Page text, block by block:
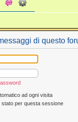
di questo
ad ogni visita
stato per questa sessione